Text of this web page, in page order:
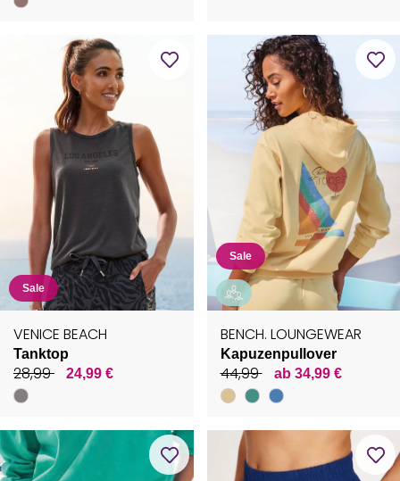
Sale
VENICE BEACH
Tanktop
28,99 24,99 €
Sale
BENCH. LOUNGEWEAR
Kapuzenpullover
44,99 ab 34,99 €